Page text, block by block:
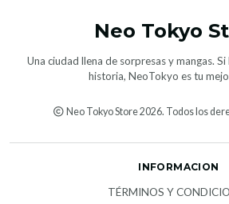
Neo Tokyo
Una ciudad llena de sorpresas y mangas. Si
historia, NeoTokyo es tu
Neo Tokyo Store 2026. Todos los
INFORMACION
TÉRMINOS Y